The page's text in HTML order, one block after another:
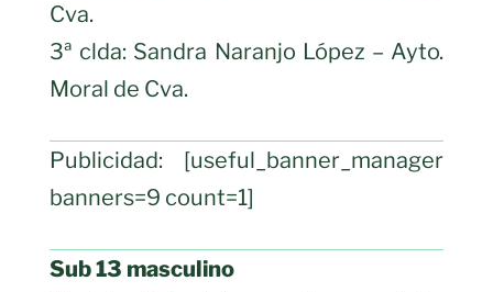
Cva.
3ª clda: Sandra Naranjo López – Ayto.
Moral de Cva.
Publicidad: [useful_banner_manager
banners=9 count=1]
Sub 13 masculino